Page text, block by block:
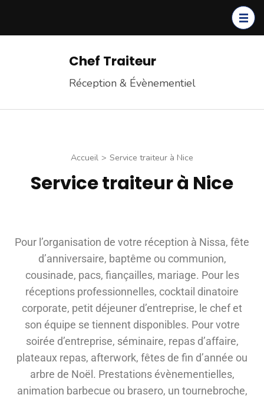
Chef Traiteur
Réception & Évènementiel
Accueil > Service traiteur à Nice
Service traiteur à Nice
Pour l’organisation de votre réception à Nissa, fête
d’anniversaire, baptême ou communion,
cousinade, pacs, fiançailles, mariage. Pour les
réceptions professionnelles, cocktail dinatoire
corporate, petit déjeuner d’entreprise, le chef et
son équipe se tiennent disponibles. Pour votre
soirée d’entreprise, séminaire, repas d’affaire,
plateaux repas, afterwork, fêtes de fin d’année ou
arbre de Noël. Prestations évènementielles,
animation barbecue ou brasero, un tournebroche,